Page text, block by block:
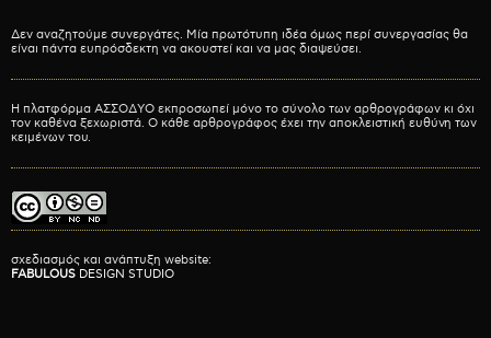
Δεν αναζητούμε συνεργάτες. Μία πρωτότυπη ιδέα όμως περί συνεργασίας θα
είναι πάντα ευπρόσδεκτη να ακουστεί και να μας διαψεύσει.
Η πλατφόρμα ΑΣΣΟΔΥΟ εκπροσωπεί μόνο το σύνολο των αρθρογράφων κι όχι
τον καθένα ξεχωριστά. Ο κάθε αρθρογράφος έχει την αποκλειστική ευθύνη των
κειμένων του.
σχεδιασμός και ανάπτυξη website:
FABULOUS DESIGN STUDIO